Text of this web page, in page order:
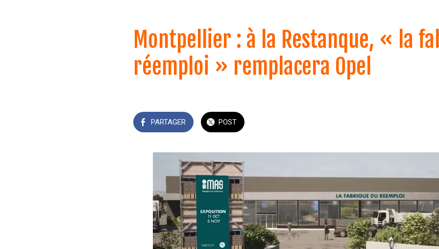
Montpellier : à la Restanque, « la
réemploi » remplacera Opel
PARTAGER POST